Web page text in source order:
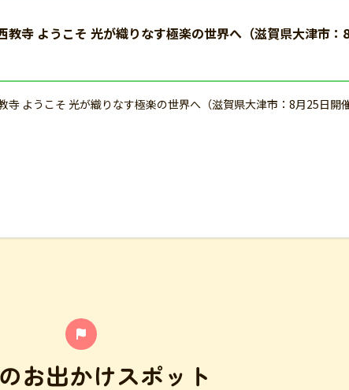
教寺 ようこそ 光が織りなす極楽の世界へ（滋賀県大津市：8
寺 ようこそ 光が織りなす極楽の世界へ（滋賀県大津市：8月25日開催
お出かけスポット